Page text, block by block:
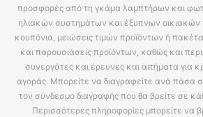
προσφορές από τη γκάμα λαμπτήρων και
ηλιακών συστημάτων και έξυπνων οικιακών
κουπόνια, μειώσεις τιμών προϊόντων ή
και παρουσιάσεις προϊόντων, καθώς και
συνεργάτες και έρευνες και αιτήματα για
αγοράς. Μπορείτε να διαγραφείτε ανά πάσα
τον σύνδεσμο διαγραφής που θα βρείτε σε
Περισσότερες πληροφορίες μπορείτε να